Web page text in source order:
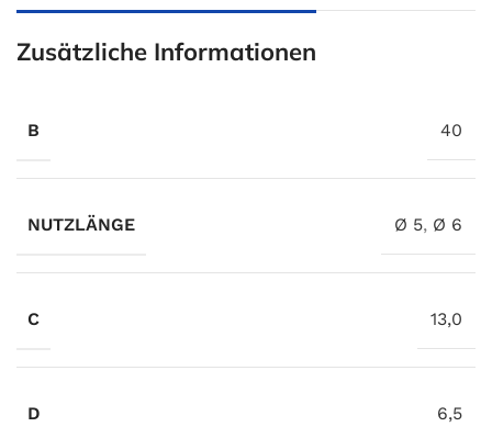
Zusätzliche Informationen
B 40
NUTZLÄNGE Ø 5, Ø 6
C 13,0
D 6,5